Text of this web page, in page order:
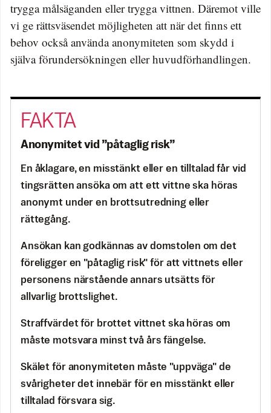
trygga målsäganden eller trygga vittnen. Däremot ville
vi ge rättsväsendet möjligheten att när det finns ett
behov också använda anonymiteten som skydd i
själva förundersökningen eller huvudförhandlingen.
Anonymitet vid ”påtaglig risk”
En åklagare, en misstänkt eller en tilltalad får vid
tingsrätten ansöka om att ett vittne ska höras
anonymt under en brottsutredning eller
rättegång.
Ansökan kan godkännas av domstolen om det
föreligger en "påtaglig risk" för att vittnets eller
personens närstående annars utsätts för
allvarlig brottslighet.
Straffvärdet för brottet vittnet ska höras om
måste motsvara minst två års fängelse.
Skälet för anonymiteten måste "uppväga" de
svårigheter det innebär för en misstänkt eller
tilltalad försvara sig.